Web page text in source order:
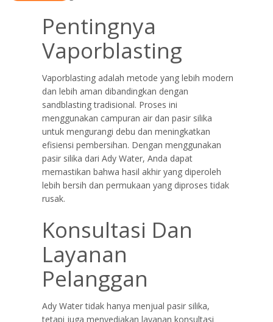
Pentingnya
Vaporblasting
Vaporblasting adalah metode yang lebih modern
dan lebih aman dibandingkan dengan
sandblasting tradisional. Proses ini
menggunakan campuran air dan pasir silika
untuk mengurangi debu dan meningkatkan
efisiensi pembersihan. Dengan menggunakan
pasir silika dari Ady Water, Anda dapat
memastikan bahwa hasil akhir yang diperoleh
lebih bersih dan permukaan yang diproses tidak
rusak.
Konsultasi Dan
Layanan
Pelanggan
Ady Water tidak hanya menjual pasir silika,
tetapi juga menyediakan layanan konsultasi